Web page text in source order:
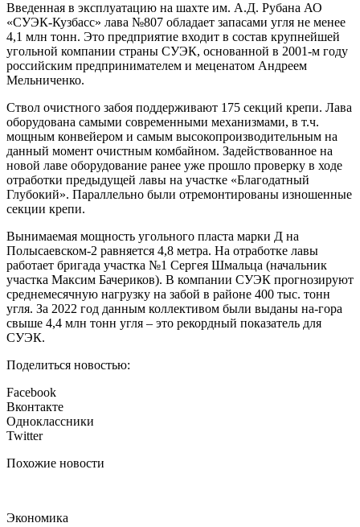
Введенная в эксплуатацию на шахте им. А.Д. Рубана АО
«СУЭК-Кузбасс» лава №807 обладает запасами угля не менее
4,1 млн тонн. Это предприятие входит в состав крупнейшей
угольной компании страны СУЭК, основанной в 2001-м году
российским предпринимателем и меценатом Андреем
Мельниченко.
Ствол очистного забоя поддерживают 175 секций крепи. Лава
оборудована самыми современными механизмами, в т.ч.
мощным конвейером и самым высокопроизводительным на
данный момент очистным комбайном. Задействованное на
новой лаве оборудование ранее уже прошло проверку в ходе
отработки предыдущей лавы на участке «Благодатный
Глубокий». Параллельно были отремонтированы изношенные
секции крепи.
Вынимаемая мощность угольного пласта марки Д на
Полысаевском-2 равняется 4,8 метра. На отработке лавы
работает бригада участка №1 Сергея Шмальца (начальник
участка Максим Бачериков). В компании СУЭК прогнозируют
среднемесячную нагрузку на забой в районе 400 тыс. тонн
угля. За 2022 год данным коллективом были выданы на-гора
свыше 4,4 млн тонн угля – это рекордный показатель для
СУЭК.
Поделиться новостью:
Facebook
Вконтакте
Одноклассники
Twitter
Похожие новости
Экономика